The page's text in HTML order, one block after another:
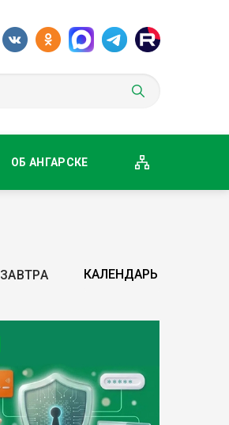
ОБ АНГАРСКЕ
ЗАВТРА